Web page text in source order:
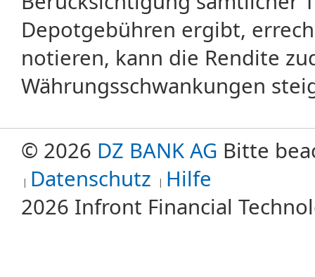
Depotgebühren ergibt,
notieren, kann die Rendite
Währungsschwankungen
© 2026 DZ BANK AG Bitte
Datenschutz Hilfe
2026 Infront Financial